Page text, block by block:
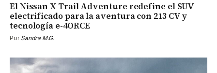
El Nissan X-Trail Adventure redefine el SUV
electrificado para la aventura con 213 CV y
tecnología e-4ORCE
Por Sandra M.G.